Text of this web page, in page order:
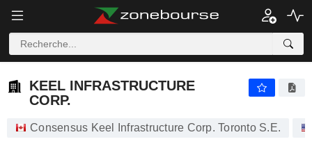
KEEL INFRASTRUCTURE
CORP.
Consensus Keel Infrastructure Corp. Toronto S.E.